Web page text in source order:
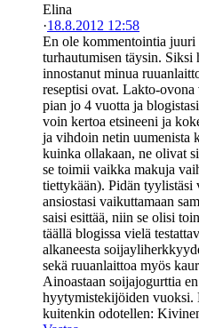
Elina
·18.8.2012 12:58
En ole kommentointia juuri
turhautumisen täysin.
innostanut minua
reseptisi ovat. Lakto-
pian jo 4 vuotta ja
voin kertoa etsineeni ja
ja vihdoin netin uumenista
kuinka ollakaan, ne olivat
se toimii vaikka makuja
tiettykään). Pidän tyylistäsi
ansiostasi vaikuttamaan
saisi esittää, niin se olisi
täällä blogissa vielä
alkaneesta
sekä ruuanlaittoa myös
Ainoastaan soijajogurttia
hyytymistekijöiden vuoksi.
kuitenkin odotellen: